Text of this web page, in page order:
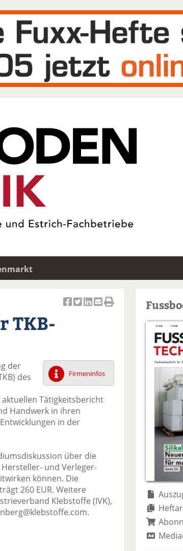
a
uf
F
e
b
o
te
il
e
n
t
wi
tt
n
a
uf
Li
k
il
e
p
er
E
ai
n
d
D
ru
ck
TKB-
Firmeninfos
der
des
Tätigkeitsbericht
Handwerk in ihren
in der
über die
und Verleger-
können. Die
260 EUR. Weitere
Klebstoffe (IVK),